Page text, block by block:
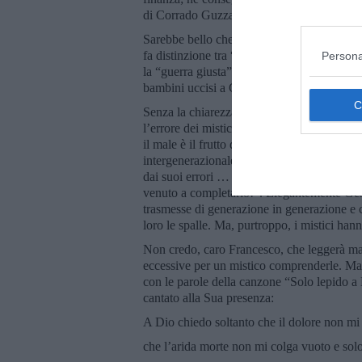
di Corrado Guzzanti o gli Asperger alla
Sarebbe bello che anche Lei, caro
fa distinzione tra “guerra giusta”,
la “guerra giusta” diventa “sbagliata”
bambini uccisi a Gaza. In questo modo la
Senza la chiarezza interiore si cade
l’errore dei mistici, che sono sempre lì a
il male è il frutto dell’evoluzione
intergenerazionale della follia e dei
dai suoi errori … non lo diceva anche
venuto a completarlo!”. Elegantemente
trasmesse di generazione in generazione
loro le spalle. Ma, purtroppo, i mistici
Non credo, caro Francesco, che leggerà
eccessive per un mistico comprenderle.
con le parole della canzone “Solo lepido
cantato alla Sua presenza:
A Dio chiedo soltanto che il dolore non
che l’arida morte non mi colga vuoto e